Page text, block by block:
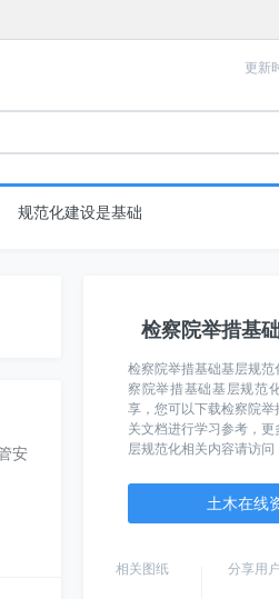
更新
规范化建设是基础
安
检察院举措基
检察院举措基础基层规范
察院举措基础基层规范
享，您可以下载检察院举
关文档进行学习参考，
层规范化相关内容请访问
土木在线
相关图纸 分享用